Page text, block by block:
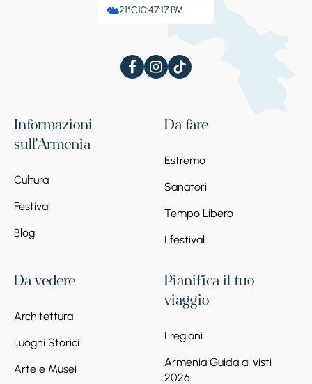
21°C10:47:17 PM
Informazioni
sull'Armenia
Cultura
Festival
Blog
Da fare
Estremo
Sanatori
Tempo Libero
I festival
Da vedere
Architettura
Luoghi Storici
Arte e Musei
Pianifica il tuo
viaggio
I regioni
Armenia Guida ai visti
2026